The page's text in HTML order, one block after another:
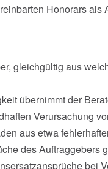
Honorars als
gleichgültig aus
übernimmt der
Verursachung
aus etwa
des
bei